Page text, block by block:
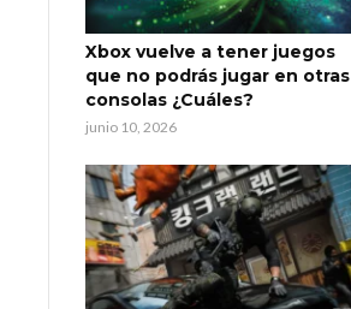
Xbox vuelve a tener juegos
que no podrás jugar en otras
consolas ¿Cuáles?
junio 10, 2026